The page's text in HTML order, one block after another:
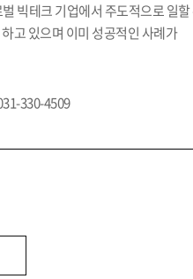
빅테크 기업에서 주도적으로 일
고 있으며 이미 성공적인 사례가
330-4509